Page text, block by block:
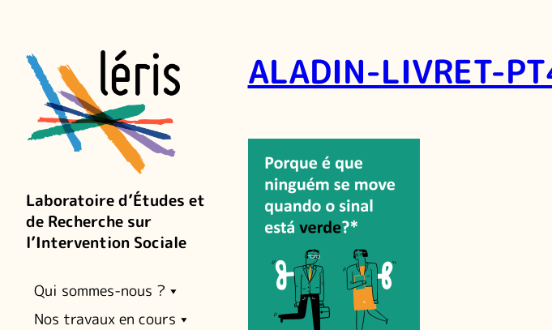
Laboratoire d’Études et
de Recherche sur
l’Intervention Sociale
Qui sommes-nous ?
Nos travaux en cours
ALADIN-LIVRET-